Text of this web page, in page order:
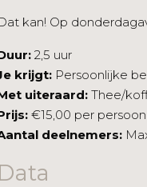
kan! Op
2,5 uur
krijgt: Persoonlijke
uiteraard: Thee/
€15,00 per
deelnemers:
Data